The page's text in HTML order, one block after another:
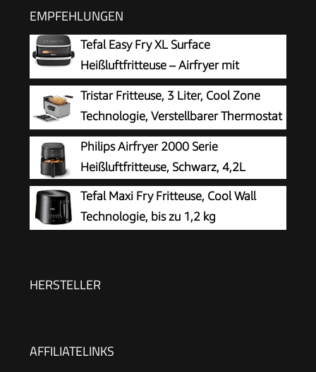
EMPFEHLUNGEN
Tefal Easy Fry XL Surface
Heißluftfritteuse – Airfryer mit
Sichtfenster & XL-Garfläche (bis 1 kg), digitales
Bedienfeld, Extra-Crisp, energieeffizient &
schnell, antihaft, kompakt, Pizza Ofen FW4018
Tristar Fritteuse, 3 Liter, Cool Zone
Technologie, Verstellbarer Thermostat
bis 190°C, Spülmaschinenfeste Teile,
Sichtfenster, Kabelaufbewahrung,
Überhitzungsschutz, Kompaktes Design, FR-
9327
Philips Airfryer 2000 Serie
Heißluftfritteuse, Schwarz, 4,2L
Tefal Maxi Fry Fritteuse, Cool Wall
Technologie, bis zu 1,2 kg
von 150°C bis 190°C, schwarz, FF1078
HERSTELLER
AFFILIATELINKS